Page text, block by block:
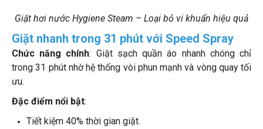
Giặt hơi nước Hygiene Steam – Loại bỏ vi khuẩn hiệu quả
Giặt nhanh trong 31 phút với Speed Spray
Chức năng chính: Giặt sạch quần áo nhanh chóng chỉ
trong 31 phút nhờ hệ thống vòi phun mạnh và vòng quay tối
ưu.
Đặc điểm nổi bật:
Tiết kiệm 40% thời gian giặt.